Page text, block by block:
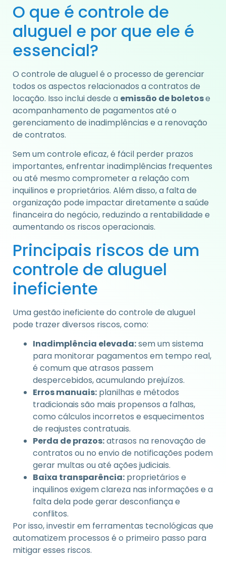
O que é controle de
aluguel e por que ele é
essencial?
O controle de aluguel é o processo de gerenciar
todos os aspectos relacionados a contratos de
locação. Isso inclui desde a emissão de boletose
acompanhamento de pagamentos até o
gerenciamento de inadimplências e a renovação
de contratos.
Sem um controle eficaz, é fácil perder prazos
importantes, enfrentar inadimplências frequentes
ou até mesmo comprometer a relação com
inquilinos e proprietários. Além disso, a falta de
organização pode impactar diretamente a saúde
financeira do negócio, reduzindo a rentabilidade e
aumentando os riscos operacionais.
Principais riscos de um
controle de aluguel
ineficiente
Uma gestão ineficiente do controle de aluguel
pode trazer diversos riscos, como:
Inadimplência elevada:sem um sistema
para monitorar pagamentos em tempo real,
é comum que atrasos passem
despercebidos, acumulando prejuízos.
Erros manuais: planilhas e métodos
tradicionais são mais propensos a falhas,
como cálculos incorretos e esquecimentos
de reajustes contratuais.
Perda de prazos:atrasos na renovação de
contratos ou no envio de notificações podem
gerar multas ou até ações judiciais.
Baixa transparência: proprietários e
inquilinos exigem clareza nas informações e a
falta dela pode gerar desconfiança e
conflitos.
Por isso, investir em ferramentas tecnológicas que
automatizem processos é o primeiro passo para
mitigar esses riscos.